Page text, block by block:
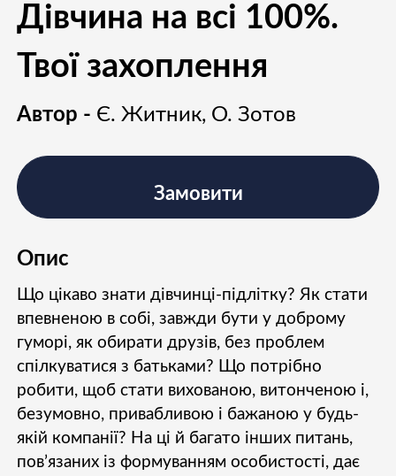
Дівчина на всі 100%.
Твої захоплення
Автор - Є. Житник, О. Зотов
Опис
Що цікаво знати дівчинці-підлітку? Як стати
впевненою в собі, завжди бути у доброму
гуморі, як обирати друзів, без проблем
спілкуватися з батьками? Що потрібно
робити, щоб стати вихованою, витонченою і,
безумовно, привабливою і бажаною у будь-
якій компанії? На ці й багато інших питань,
пов’язаних із формуванням особистості, дає
Замовити